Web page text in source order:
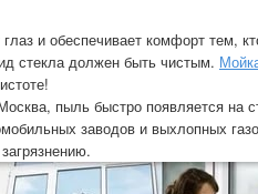
и обеспечивает комфорт тем,
стекла должен быть чистым.
пыль быстро появляется на
заводов и выхлопных